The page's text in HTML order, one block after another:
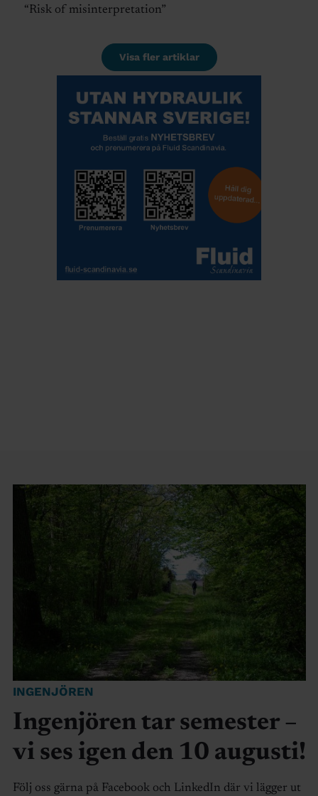
“Risk of misinterpretation”
Visa fler artiklar
INGENJÖREN
Ingenjören tar semester –
vi ses igen den 10 augusti!
Följ oss gärna på Facebook och LinkedIn där vi lägger ut